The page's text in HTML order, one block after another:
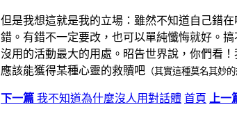
但是我想這就是我的立場：雖然不知道自己錯
錯。有錯不一定要改，也可以單純懺悔就好。
沒用的活動最大的用處。昭告世界說，你們看
應該能獲得某種心靈的救贖吧 （其實這種莫名其妙
下一篇 我不知道為什麼沒人用對話體 首頁 上一